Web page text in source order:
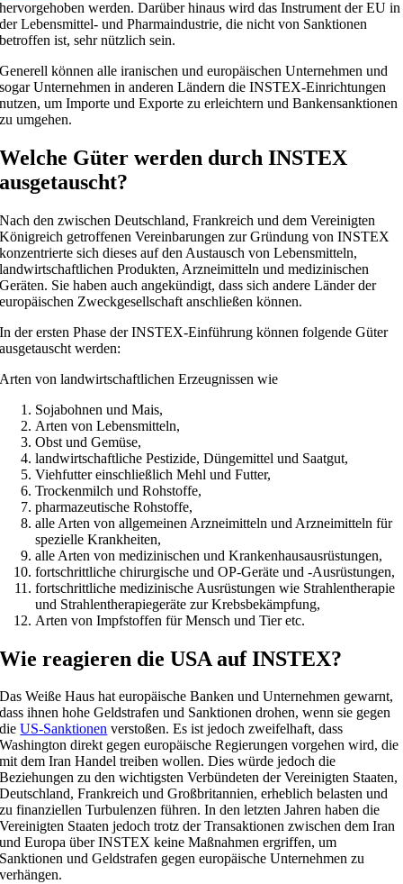
hervorgehoben werden. Darüber hinaus wird das Instrument der EU in
der Lebensmittel- und Pharmaindustrie, die nicht von Sanktionen
betroffen ist, sehr nützlich sein.
Generell können alle iranischen und europäischen Unternehmen und
sogar Unternehmen in anderen Ländern die INSTEX-Einrichtungen
nutzen, um Importe und Exporte zu erleichtern und Bankensanktionen
zu umgehen.
Welche Güter werden durch INSTEX
ausgetauscht?
Nach den zwischen Deutschland, Frankreich und dem Vereinigten
Königreich getroffenen Vereinbarungen zur Gründung von INSTEX
konzentrierte sich dieses auf den Austausch von Lebensmitteln,
landwirtschaftlichen Produkten, Arzneimitteln und medizinischen
Geräten. Sie haben auch angekündigt, dass sich andere Länder der
europäischen Zweckgesellschaft anschließen können.
In der ersten Phase der INSTEX-Einführung können folgende Güter
ausgetauscht werden:
Arten von landwirtschaftlichen Erzeugnissen wie
Sojabohnen und Mais,
Arten von Lebensmitteln,
Obst und Gemüse,
landwirtschaftliche Pestizide, Düngemittel und Saatgut,
Viehfutter einschließlich Mehl und Futter,
Trockenmilch und Rohstoffe,
pharmazeutische Rohstoffe,
alle Arten von allgemeinen Arzneimitteln und Arzneimitteln für
spezielle Krankheiten,
alle Arten von medizinischen und Krankenhausausrüstungen,
fortschrittliche chirurgische und OP-Geräte und -Ausrüstungen,
fortschrittliche medizinische Ausrüstungen wie Strahlentherapie
und Strahlentherapiegeräte zur Krebsbekämpfung,
Arten von Impfstoffen für Mensch und Tier etc.
Wie reagieren die USA auf INSTEX?
Das Weiße Haus hat europäische Banken und Unternehmen gewarnt,
dass ihnen hohe Geldstrafen und Sanktionen drohen, wenn sie gegen
dieUS-Sanktionen verstoßen. Es ist jedoch zweifelhaft, dass
Washington direkt gegen europäische Regierungen vorgehen wird, die
mit dem Iran Handel treiben wollen. Dies würde jedoch die
Beziehungen zu den wichtigsten Verbündeten der Vereinigten Staaten,
Deutschland, Frankreich und Großbritannien, erheblich belasten und
zu finanziellen Turbulenzen führen. In den letzten Jahren haben die
Vereinigten Staaten jedoch trotz der Transaktionen zwischen dem Iran
und Europa über INSTEX keine Maßnahmen ergriffen, um
Sanktionen und Geldstrafen gegen europäische Unternehmen zu
verhängen.